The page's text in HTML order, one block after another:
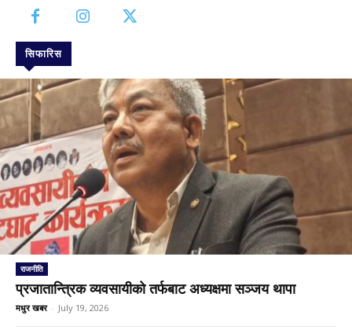
सिफारिस
राजनीति
प्रजातान्त्रिक व्यवसायीको तर्फबाट अध्यक्षमा सञ्जय थापा
मधुर खबर - July 19, 2026